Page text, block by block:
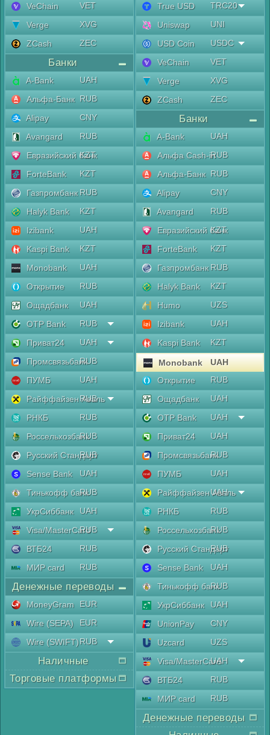
VeChain
VET
Verge
XVG
ZCash
ZEC
Банки
A-Bank
UAH
Альфа-Банк RUB
Alipay
CNY
Avangard
RUB
Евразийский банк
KZT
ForteBank
KZT
Газпромбанк RUB
Halyk Bank
KZT
Izibank
UAH
Kaspi Bank
KZT
Monobank
UAH
Открытие
RUB
Ощадбанк
UAH
OTP Bank
RUB
Приват24
UAH
ПромсвязьбанкRUB
ПУМБ
UAH
Райффайзен Аваль
RUB
РНКБ
RUB
РоссельхозбанкRUB
Русский Стандарт
RUB
Sense Bank
UAH
Тинькофф банкRUB
УкрСиббанк
UAH
Visa/MasterCard
RUB
ВТБ24
RUB
МИР card
RUB
Денежные переводы
MoneyGram
EUR
Wire (SEPA)
EUR
Wire (SWIFT)RUB
Наличные
Торговые платформы
True USD
TRC20
Uniswap
UNI
USD Coin
USDC
VeChain
VET
Verge
XVG
ZCash
ZEC
Банки
A-Bank
UAH
Альфа Cash-inRUB
Альфа-Банк RUB
Alipay
CNY
Avangard
RUB
Евразийский банк
KZT
ForteBank
KZT
Газпромбанк RUB
Halyk Bank
KZT
Humo
UZS
Izibank
UAH
Kaspi Bank
KZT
Monobank
UAH
Открытие
RUB
Ощадбанк
UAH
OTP Bank
UAH
Приват24
UAH
ПромсвязьбанкRUB
ПУМБ
UAH
Райффайзен Аваль
UAH
РНКБ
RUB
РоссельхозбанкRUB
Русский Стандарт
RUB
Sense Bank
UAH
Тинькофф банкRUB
УкрСиббанк
UAH
UnionPay
CNY
Uzcard
UZS
Visa/MasterCard
UAH
ВТБ24
RUB
МИР card
RUB
Денежные переводы